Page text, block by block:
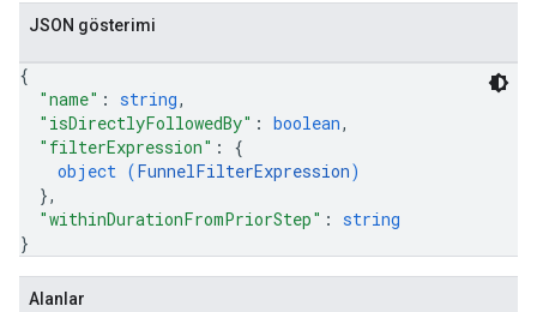
JSON gösterimi
{
"name" : string,
"isDirectlyFollowedBy" : boolean,
"filterExpression" : {
object (FunnelFilterExpression)
},
"withinDurationFromPriorStep" : string
}
Alanlar